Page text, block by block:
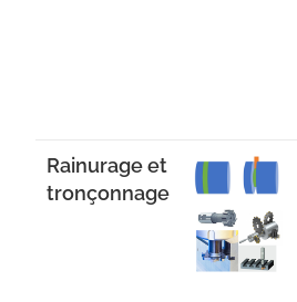
Rainurage et
tronçonnage